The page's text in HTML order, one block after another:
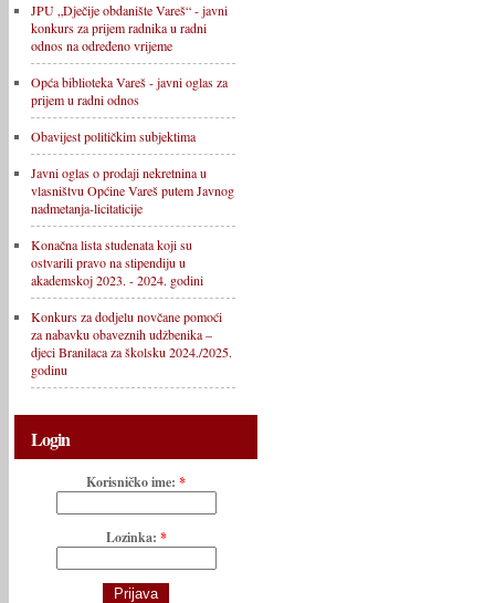
JPU „Dječije obdanište Vareš“ - javni
konkurs za prijem radnika u radni
odnos na određeno vrijeme
Opća biblioteka Vareš - javni oglas za
prijem u radni odnos
Obavijest političkim subjektima
Javni oglas o prodaji nekretnina u
vlasništvu Općine Vareš putem Javnog
nadmetanja-licitaticije
Konačna lista studenata koji su
ostvarili pravo na stipendiju u
akademskoj 2023. - 2024. godini
Konkurs za dodjelu novčane pomoći
za nabavku obaveznih udžbenika –
djeci Branilaca za školsku 2024./2025.
godinu
Login
Korisničko ime: *
Lozinka: *